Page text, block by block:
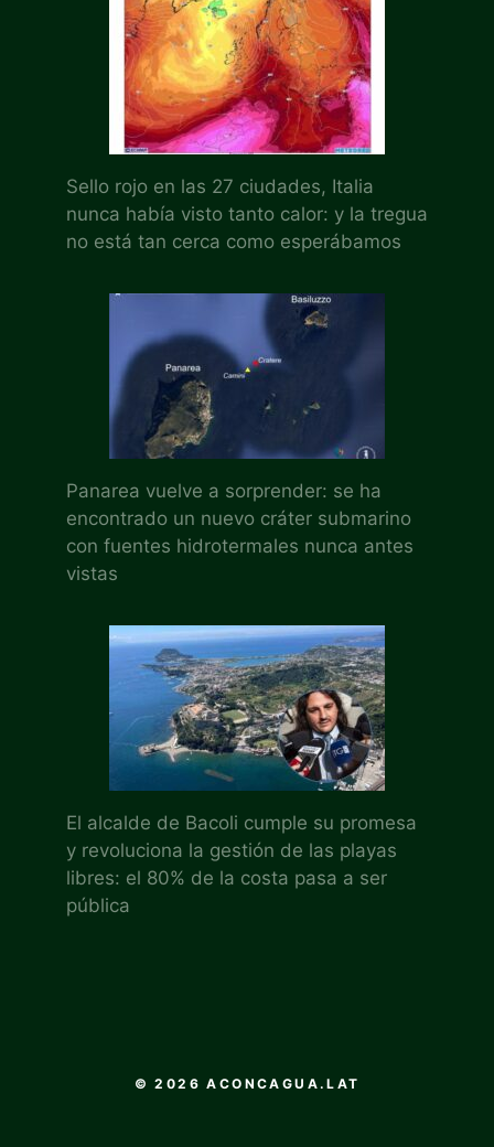
Sello rojo en las 27 ciudades, Italia
nunca había visto tanto calor: y la tregua
no está tan cerca como esperábamos
Panarea vuelve a sorprender: se ha
encontrado un nuevo cráter submarino
con fuentes hidrotermales nunca antes
vistas
El alcalde de Bacoli cumple su promesa
y revoluciona la gestión de las playas
libres: el 80% de la costa pasa a ser
pública
© 2026 ACONCAGUA.LAT